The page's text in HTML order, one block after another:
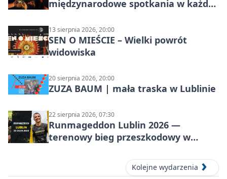
międzynarodowe spotkania w każdą
13 sierpnia 2026, 20:00
SEN O MIEŚCIE – Wielki powrót
widowiska
20 sierpnia 2026, 20:00
ZUZA BAUM | mała traska w Lublinie
22 sierpnia 2026, 07:30
Runmageddon Lublin 2026 —
terenowy bieg przeszkodowy w
Kolejne wydarzenia